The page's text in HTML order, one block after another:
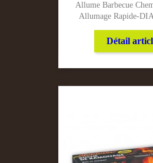
Allume Barbecue
Allumage Rapide-
Détail